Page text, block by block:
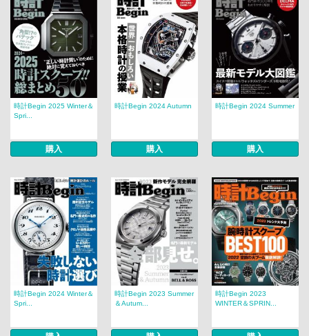
時計Begin 2025 Winter＆
Spri...
購入
時計Begin 2024 Autumn
購入
時計Begin 2024 Summer
購入
時計Begin 2024 Winter＆
Spri...
時計Begin 2023 Summer
＆Autum...
時計Begin 2023
WINTER＆SPRIN...